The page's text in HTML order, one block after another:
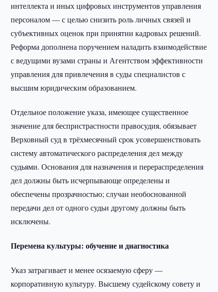
интеллекта и иных цифровых инструментов управления
персоналом — с целью снизить роль личных связей и
субъективных оценок при принятии кадровых решений.
Реформа дополнена поручением наладить взаимодействие
с ведущими вузами страны и Агентством эффективности
управления для привлечения в суды специалистов с
высшим юридическим образованием.
Отдельное положение указа, имеющее существенное
значение для беспристрастности правосудия, обязывает
Верховный суд в трёхмесячный срок усовершенствовать
систему автоматического распределения дел между
судьями. Основания для назначения и перераспределения
дел должны быть исчерпывающе определены и
обеспечены прозрачностью; случаи необоснованной
передачи дел от одного судьи другому должны быть
исключены.
Перемена культуры: обучение и диагностика
Указ затрагивает и менее осязаемую сферу —
корпоративную культуру. Высшему судейскому совету и